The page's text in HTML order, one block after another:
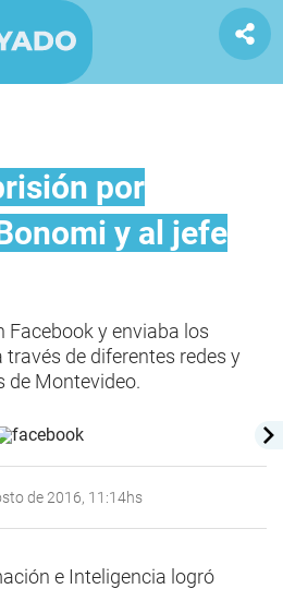
por
y al jefe
Facebook y enviaba los
de diferentes redes y
de Montevideo.
de 2016, 11:14hs
e Inteligencia logró